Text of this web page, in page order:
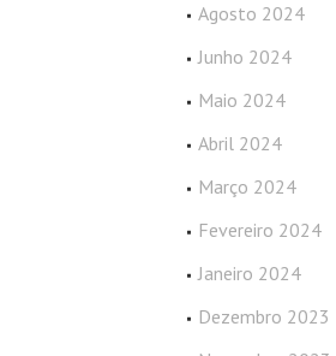
Agosto 2024
Junho 2024
Maio 2024
Abril 2024
Março 2024
Fevereiro 2024
Janeiro 2024
Dezembro 2023